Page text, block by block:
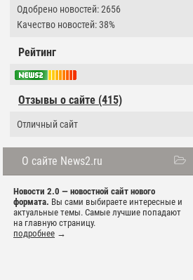
Одобрено новостей: 2656
Качество новостей: 38%
Рейтинг
Отзывы о сайте (415)
Отличный сайт
О сайте News2.ru
Новости 2.0 — новостной сайт нового
формата. Вы сами выбираете интересные и
актуальные темы. Самые лучшие попадают
на главную страницу.
подробнее →